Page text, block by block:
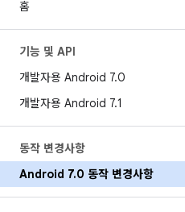
홈
기능 및 API
개발자용 Android 7.0
개발자용 Android 7.1
동작 변경사항
Android 7.0 동작 변경사항